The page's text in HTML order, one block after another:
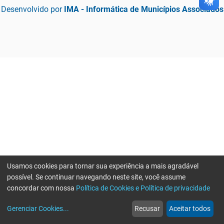
Desenvolvido por IMA - Informática de Municípios Associados
web
Notícias
more_horiz
Mais
Usamos cookies para tornar sua experiência a mais agradável
possível. Se continuar navegando neste site, você assume
concordar com nossa Política de Cookies e Política de privacidade
Gerenciar Cookies... Recusar Aceitar todos